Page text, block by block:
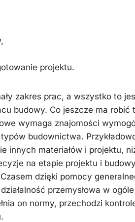
projektu.
zakres prac, a wszystko to
budowy. Co jeszcze ma robić
wymaga znajomości
budownictwa.
innych materiałów i projektu,
na etapie projektu i
dzięki pomocy
przemysłowa w
on normy, przechodzi